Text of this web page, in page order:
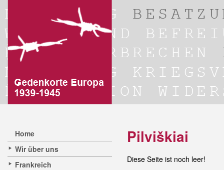
Home
Wir über uns
Frankreich
Pilviškiai
Diese Seite ist noch leer!